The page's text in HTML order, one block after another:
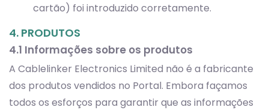
cartão) foi introduzido corretamente.
4. PRODUTOS
4.1 Informações sobre os produtos
A Cablelinker Electronics Limited não é a fabricante
dos produtos vendidos no Portal. Embora façamos
todos os esforços para garantir que as informações